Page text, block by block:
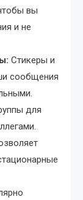
вы
и не
Стикеры и
сообщения
для